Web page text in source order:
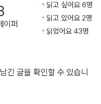
구함으로써, 추리소설을 탐
불가능한 감동을 선사한다.
시대적 배경은 스티븐 국
으로 혼란스러웠던 12세기
의 여파가 사회 전반에 스며
과 혼란 속에서도 평화와
이퍼
읽고 싶어요 6명
읽고 있어요 2명
읽었어요 43명
긴 글을 확인할 수 있습니